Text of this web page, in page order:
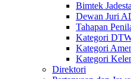
Bimtek Jadesta
Dewan Juri
Tahapan
Kategori
Kategori
Kategori
Direktori